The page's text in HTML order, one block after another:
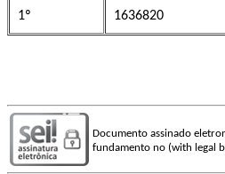
1º 1636820
Documento assinado
fundamento no (with legal